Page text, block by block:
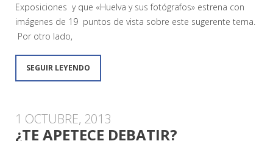
Exposiciones y que «Huelva y sus fotógrafos» estrena con
imágenes de 19 puntos de vista sobre este sugerente tema.
Por otro lado,
SEGUIR LEYENDO
1 OCTUBRE, 2013
¿TE APETECE DEBATIR?